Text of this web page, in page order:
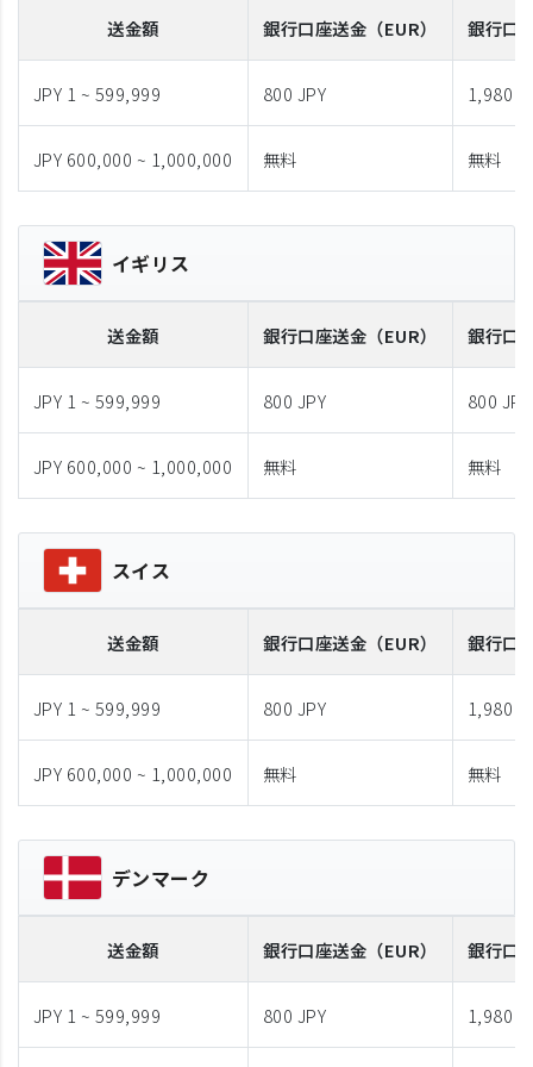
送金額 銀行口座送金 （EUR） 銀行口
JPY 1 ~ 599,999 800 JPY 1,980
JPY 600,000 ~ 1,000,000 無料 無料
イギリス
送金額 銀行口座送金 （EUR） 銀行口
JPY 1 ~ 599,999 800 JPY 800 JPY
JPY 600,000 ~ 1,000,000 無料 無料
スイス
送金額 銀行口座送金 （EUR） 銀行口
JPY 1 ~ 599,999 800 JPY 1,980
JPY 600,000 ~ 1,000,000 無料 無料
デンマーク
送金額 銀行口座送金 （EUR） 銀行口
JPY 1 ~ 599,999 800 JPY 1,980